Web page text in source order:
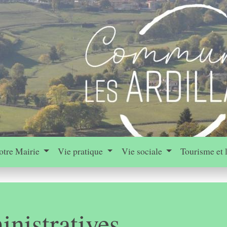
Mairie Vie pratique Vie sociale Tourisme et